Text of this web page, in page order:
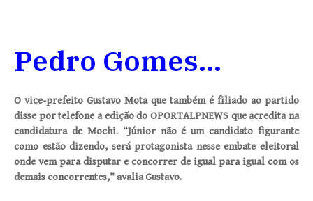
Pedro Gomes…
O vice-prefeito Gustavo Mota que também é filiado ao partido
disse por telefone a edição do OPORTALPNEWS que acredita na
candidatura de Mochi. “Júnior não é um candidato figurante
como estão dizendo, será protagonista nesse embate eleitoral
onde vem para disputar e concorrer de igual para igual com os
demais concorrentes,” avalia Gustavo.